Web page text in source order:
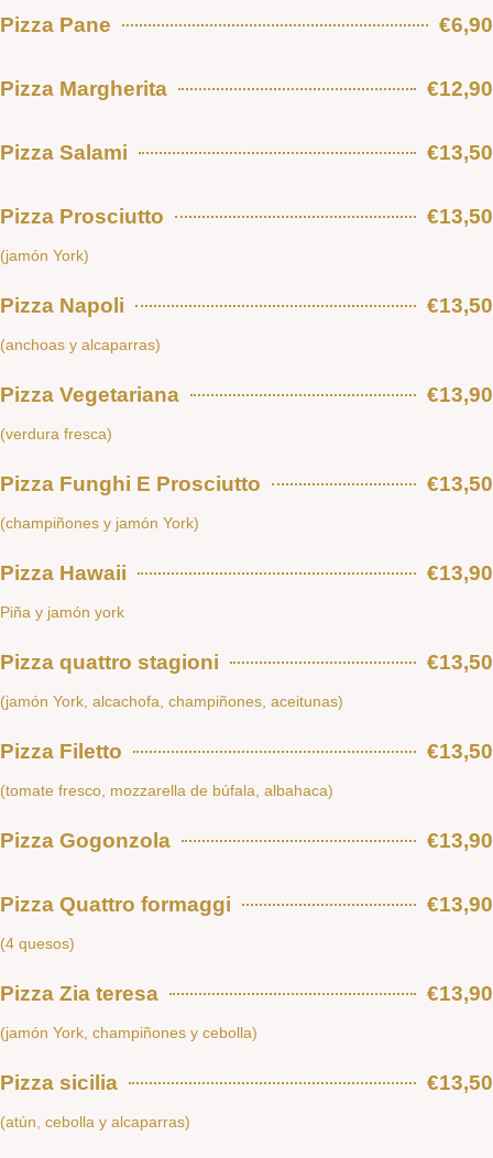
Pizza Pane €6,90
Pizza Margherita €12,90
Pizza Salami €13,50
Pizza Prosciutto €13,50
(jamón York)
Pizza Napoli €13,50
(anchoas y alcaparras)
Pizza Vegetariana €13,90
(verdura fresca)
Pizza Funghi E Prosciutto €13,50
(champiñones y jamón York)
Pizza Hawaii €13,90
Piña y jamón york
Pizza quattro stagioni €13,50
(jamón York, alcachofa, champiñones, aceitunas)
Pizza Filetto €13,50
(tomate fresco, mozzarella de búfala, albahaca)
Pizza Gogonzola €13,90
Pizza Quattro formaggi €13,90
(4 quesos)
Pizza Zia teresa €13,90
(jamón York, champiñones y cebolla)
Pizza sicilia €13,50
(atún, cebolla y alcaparras)